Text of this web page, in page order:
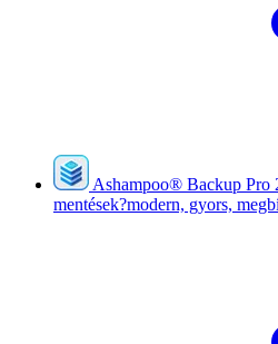
Ashampoo® Backup Pro
mentések?modern, gyors,